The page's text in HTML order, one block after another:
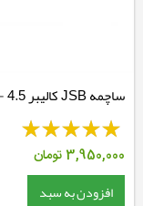
ساچمه JSB کالیبر 4.5 - 16.20 گرین
3,950,000تومان
افزودن به سبد